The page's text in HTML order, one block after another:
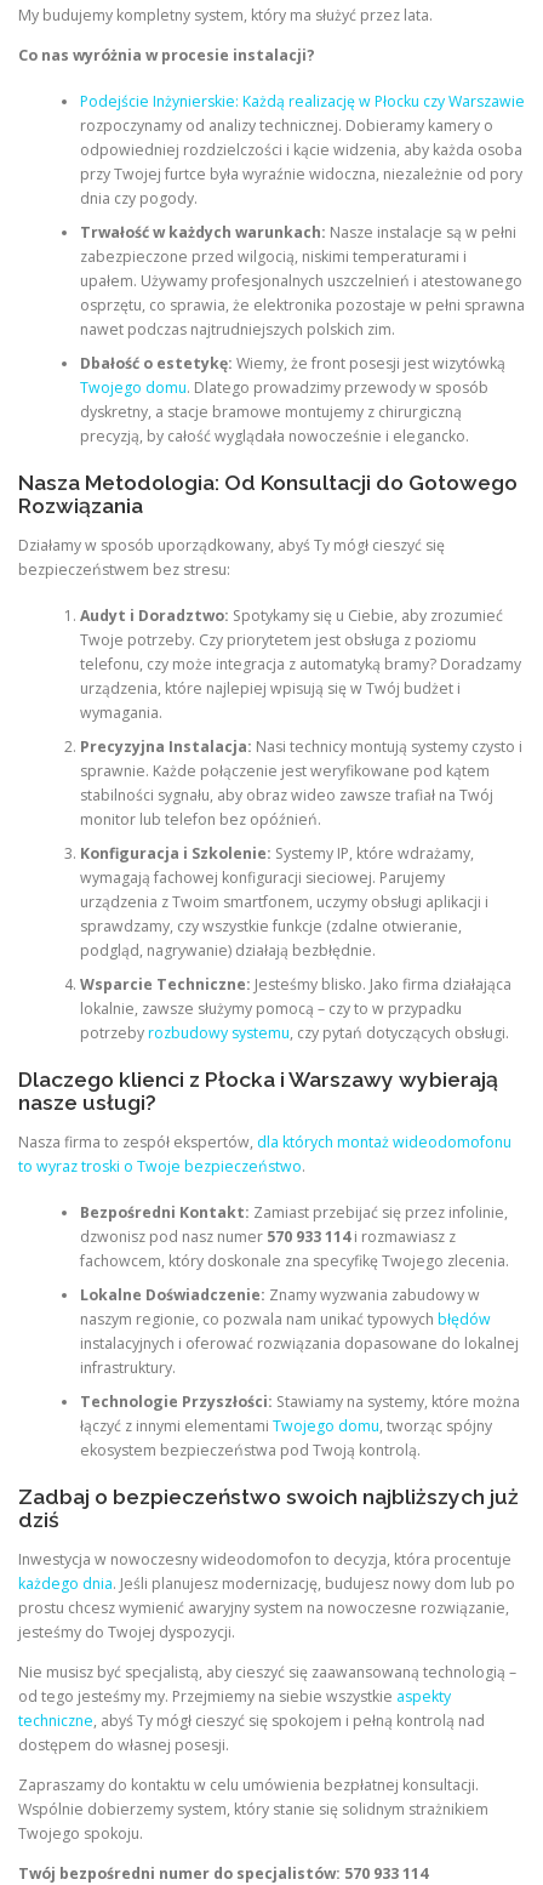
My budujemy kompletny system, który ma służyć przez lata.
Co nas wyróżnia w procesie instalacji?
Podejście Inżynierskie: Każdą realizację w Płocku czy Warszawie
rozpoczynamy od analizy technicznej. Dobieramy kamery o
odpowiedniej rozdzielczości i kącie widzenia, aby każda osoba
przy Twojej furtce była wyraźnie widoczna, niezależnie od pory
dnia czy pogody.
Trwałość w każdych warunkach: Nasze instalacje są w pełni
zabezpieczone przed wilgocią, niskimi temperaturami i
upałem. Używamy profesjonalnych uszczelnień i atestowanego
osprzętu, co sprawia, że elektronika pozostaje w pełni sprawna
nawet podczas najtrudniejszych polskich zim.
Dbałość o estetykę: Wiemy, że front posesji jest wizytówką
Twojego domu. Dlatego prowadzimy przewody w sposób
dyskretny, a stacje bramowe montujemy z chirurgiczną
precyzją, by całość wyglądała nowocześnie i elegancko.
Nasza Metodologia: Od Konsultacji do Gotowego
Rozwiązania
Działamy w sposób uporządkowany, abyś Ty mógł cieszyć się
bezpieczeństwem bez stresu:
Audyt i Doradztwo: Spotykamy się u Ciebie, aby zrozumieć
Twoje potrzeby. Czy priorytetem jest obsługa z poziomu
telefonu, czy może integracja z automatyką bramy? Doradzamy
urządzenia, które najlepiej wpisują się w Twój budżet i
wymagania.
Precyzyjna Instalacja: Nasi technicy montują systemy czysto i
sprawnie. Każde połączenie jest weryfikowane pod kątem
stabilności sygnału, aby obraz wideo zawsze trafiał na Twój
monitor lub telefon bez opóźnień.
Konfiguracja i Szkolenie: Systemy IP, które wdrażamy,
wymagają fachowej konfiguracji sieciowej. Parujemy
urządzenia z Twoim smartfonem, uczymy obsługi aplikacji i
sprawdzamy, czy wszystkie funkcje (zdalne otwieranie,
podgląd, nagrywanie) działają bezbłędnie.
Wsparcie Techniczne: Jesteśmy blisko. Jako firma działająca
lokalnie, zawsze służymy pomocą – czy to w przypadku
potrzebyrozbudowy systemu, czy pytań dotyczących obsługi.
Dlaczego klienci z Płocka i Warszawy wybierają
nasze usługi?
Nasza firma to zespół ekspertów, dla których montaż wideodomofonu
to wyraz troski o Twoje bezpieczeństwo.
Bezpośredni Kontakt: Zamiast przebijać się przez infolinie,
dzwonisz pod nasz numer 570 933 114i rozmawiasz z
fachowcem, który doskonale zna specyfikę Twojego zlecenia.
Lokalne Doświadczenie: Znamy wyzwania zabudowy w
naszym regionie, co pozwala nam unikać typowych błędów
instalacyjnych i oferować rozwiązania dopasowane do lokalnej
infrastruktury.
Technologie Przyszłości: Stawiamy na systemy, które można
łączyć z innymi elementami Twojego domu, tworząc spójny
ekosystem bezpieczeństwa pod Twoją kontrolą.
Zadbaj o bezpieczeństwo swoich najbliższych już
dziś
Inwestycja w nowoczesny wideodomofon to decyzja, która procentuje
każdego dnia. Jeśli planujesz modernizację, budujesz nowy dom lub po
prostu chcesz wymienić awaryjny system na nowoczesne rozwiązanie,
jesteśmy do Twojej dyspozycji.
Nie musisz być specjalistą, aby cieszyć się zaawansowaną technologią –
od tego jesteśmy my. Przejmiemy na siebie wszystkie aspekty
techniczne, abyś Ty mógł cieszyć się spokojem i pełną kontrolą nad
dostępem do własnej posesji.
Zapraszamy do kontaktu w celu umówienia bezpłatnej konsultacji.
Wspólnie dobierzemy system, który stanie się solidnym strażnikiem
Twojego spokoju.
Twój bezpośredni numer do specjalistów: 570 933 114